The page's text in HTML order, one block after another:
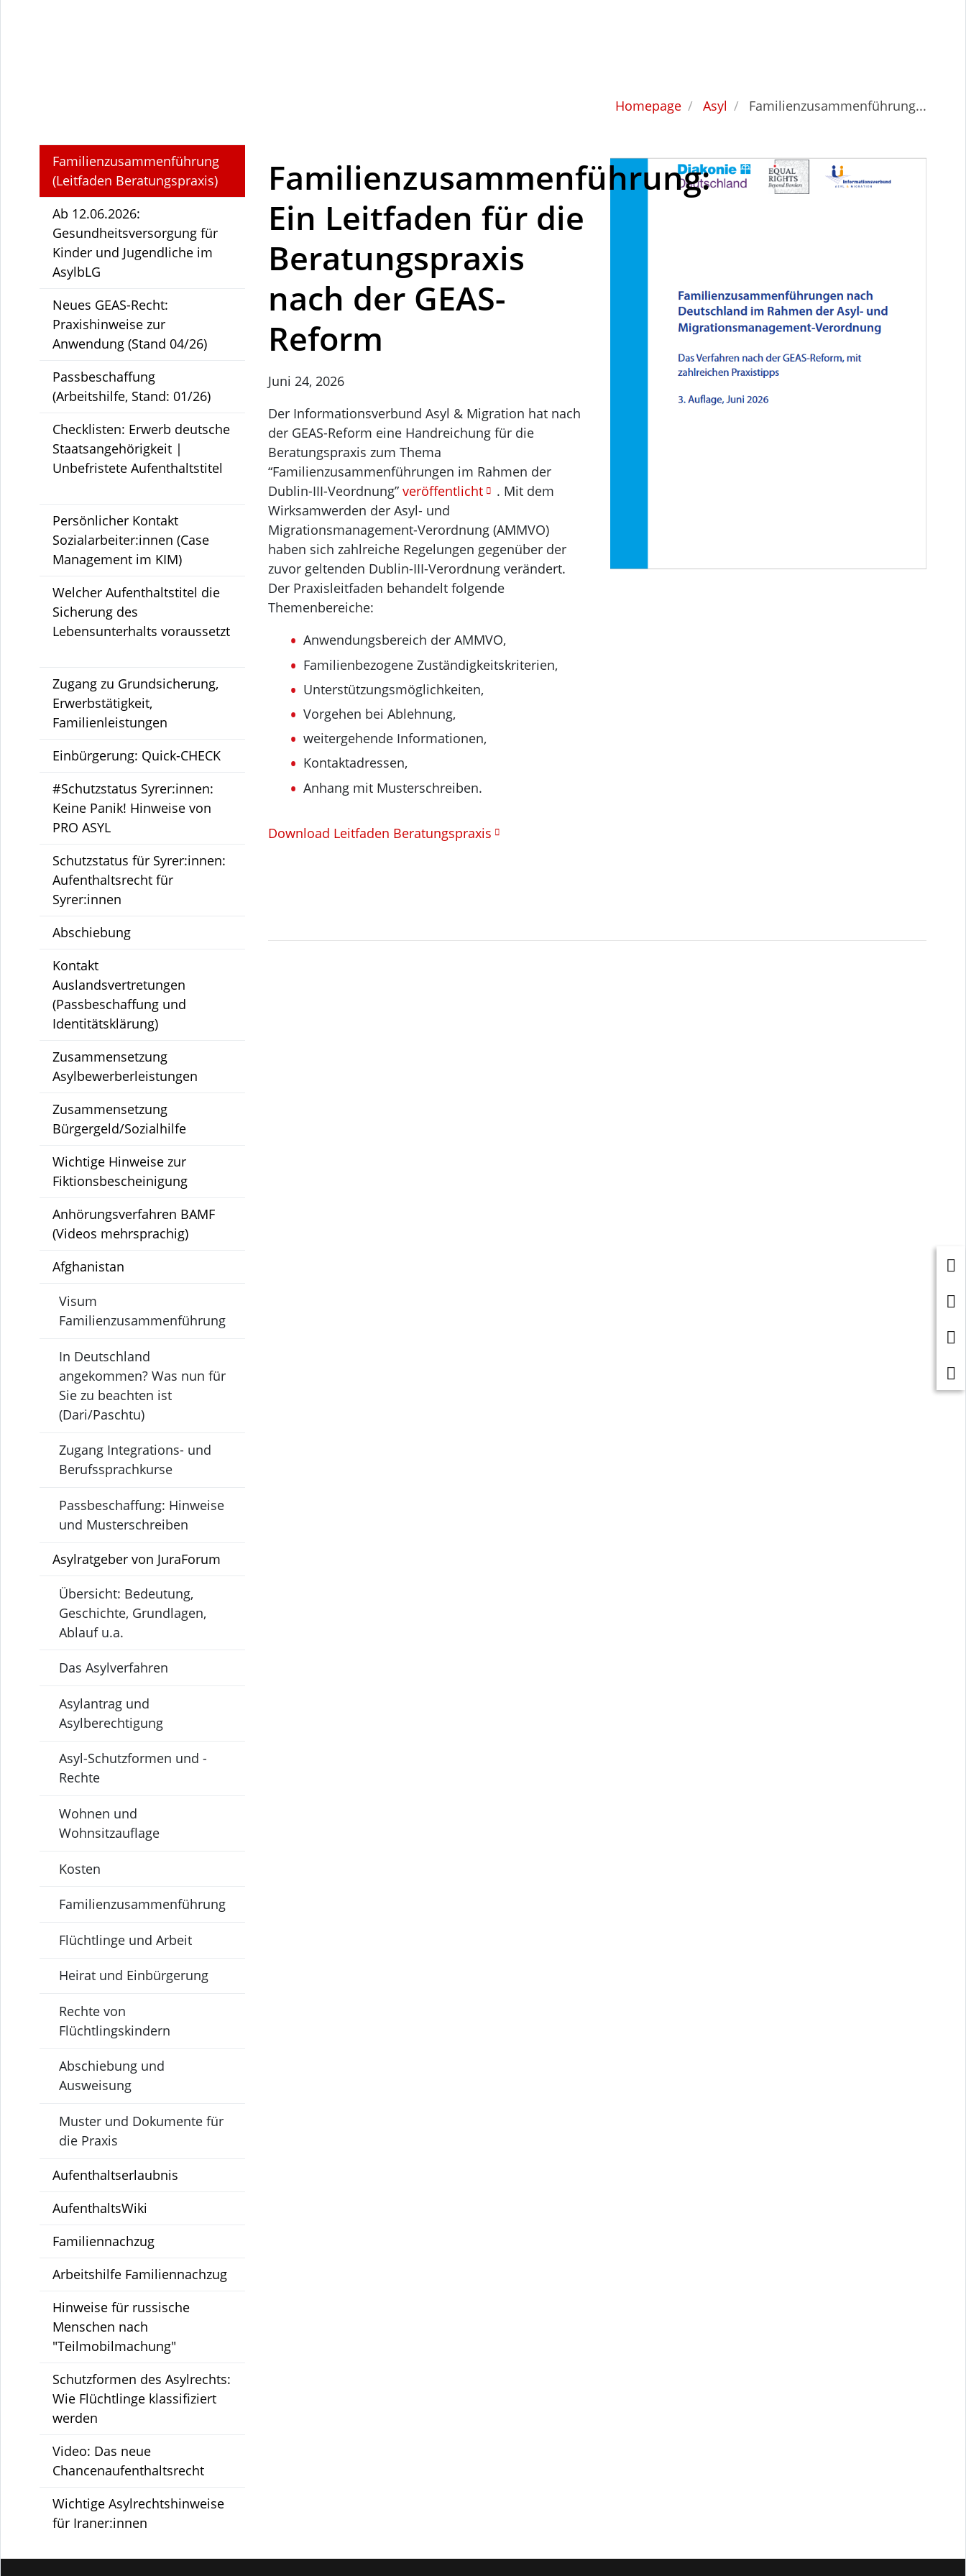
Homepage Asyl Familienzusammenführung...
Familienzusammenführung
(Leitfaden Beratungspraxis)
Ab 12.06.2026:
Gesundheitsversorgung für
Kinder und Jugendliche im
AsylbLG
Neues GEAS-Recht:
Praxishinweise zur
Anwendung (Stand 04/26)
Passbeschaffung
(Arbeitshilfe, Stand: 01/26)
Checklisten: Erwerb deutsche
Staatsangehörigkeit |
Unbefristete Aufenthaltstitel
Persönlicher Kontakt
Sozialarbeiter:innen (Case
Management im KIM)
Welcher Aufenthaltstitel die
Sicherung des
Lebensunterhalts voraussetzt
Zugang zu Grundsicherung,
Erwerbstätigkeit,
Familienleistungen
Einbürgerung: Quick-CHECK
#Schutzstatus Syrer:innen:
Keine Panik! Hinweise von
PRO ASYL
Schutzstatus für Syrer:innen:
Aufenthaltsrecht für
Syrer:innen
Abschiebung
Kontakt
Auslandsvertretungen
(Passbeschaffung und
Identitätsklärung)
Zusammensetzung
Asylbewerberleistungen
Zusammensetzung
Bürgergeld/Sozialhilfe
Wichtige Hinweise zur
Fiktionsbescheinigung
Anhörungsverfahren BAMF
(Videos mehrsprachig)
Afghanistan
Visum
Familienzusammenführung
In Deutschland
angekommen? Was nun für
Sie zu beachten ist
(Dari/Paschtu)
Zugang Integrations- und
Berufssprachkurse
Passbeschaffung: Hinweise
und Musterschreiben
Asylratgeber von JuraForum
Übersicht: Bedeutung,
Geschichte, Grundlagen,
Ablauf u.a.
Das Asylverfahren
Asylantrag und
Asylberechtigung
Asyl-Schutzformen und -
Rechte
Wohnen und
Wohnsitzauflage
Kosten
Familienzusammenführung
Flüchtlinge und Arbeit
Heirat und Einbürgerung
Rechte von
Flüchtlingskindern
Abschiebung und
Ausweisung
Muster und Dokumente für
die Praxis
Aufenthaltserlaubnis
AufenthaltsWiki
Familiennachzug
Arbeitshilfe Familiennachzug
Hinweise für russische
Menschen nach
"Teilmobilmachung"
Schutzformen des Asylrechts:
Wie Flüchtlinge klassifiziert
werden
Video: Das neue
Chancenaufenthaltsrecht
Wichtige Asylrechtshinweise
für Iraner:innen
Familienzusammenführung:
Ein Leitfaden für die
Beratungspraxis
nach der GEAS-
Reform
Juni 24, 2026
Der Informationsverbund Asyl & Migration hat nach
der GEAS-Reform eine Handreichung für die
Beratungspraxis zum Thema
“Familienzusammenführungen im Rahmen der
Dublin-III-Veordnung” veröffentlicht
. Mit dem
Wirksamwerden der Asyl- und
Migrationsmanagement-Verordnung (AMMVO)
haben sich zahlreiche Regelungen gegenüber der
zuvor geltenden Dublin-III-Verordnung verändert.
Der Praxisleitfaden behandelt folgende
Themenbereiche:
Anwendungsbereich der AMMVO,
Familienbezogene Zuständigkeitskriterien,
Unterstützungsmöglichkeiten,
Vorgehen bei Ablehnung,
weitergehende Informationen,
Kontaktadressen,
Anhang mit Musterschreiben.
Download Leitfaden Beratungspraxis